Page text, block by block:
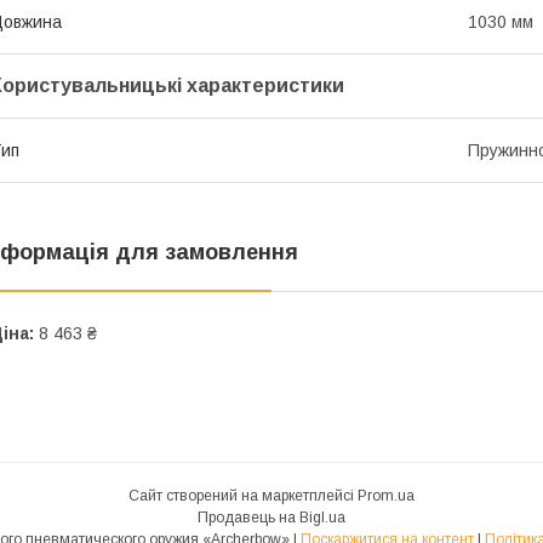
1030 мм
характеристики
для замовлення
8 463 ₴
Сайт створений на маркетплейсі Prom.ua
Продавець на Bigl.ua